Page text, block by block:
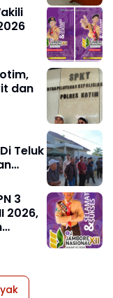
dan
Teluk
3
2026,